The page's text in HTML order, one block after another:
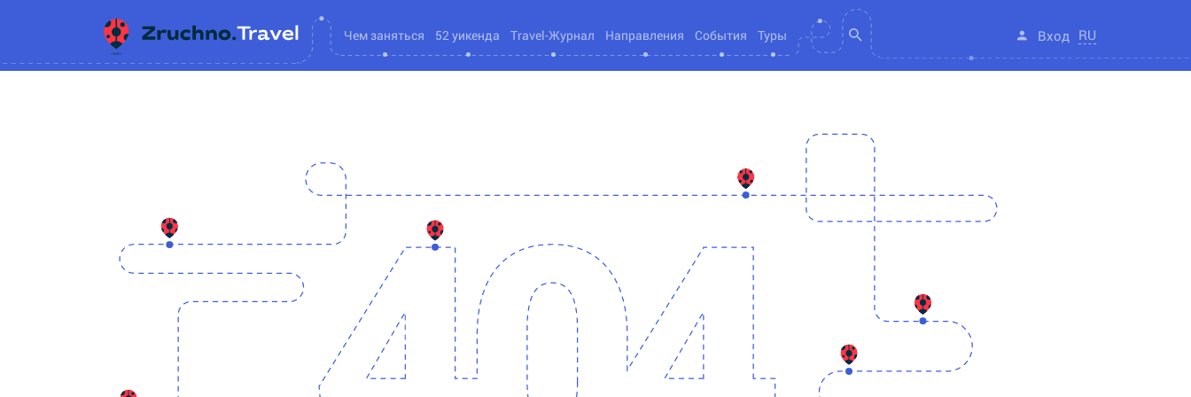
Чем заняться 52 уикенда Travel-Журнал Направления События Туры Вход RU